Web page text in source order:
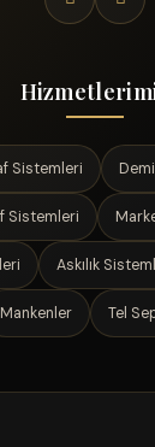
Sistemleri
Sistemleri
Askılık
Mankenler Tel